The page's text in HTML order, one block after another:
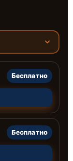
Бесплатно
Бесплатно